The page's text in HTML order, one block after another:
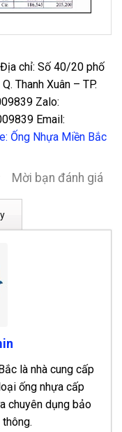
chỉ: Số 40/20 phố
Thanh Xuân – TP.
Zalo:
Email:
Ống Nhựa Miền Bắc
Mời bạn đánh giá
là nhà cung cấp
ống nhựa cấp
chuyên dụng bảo